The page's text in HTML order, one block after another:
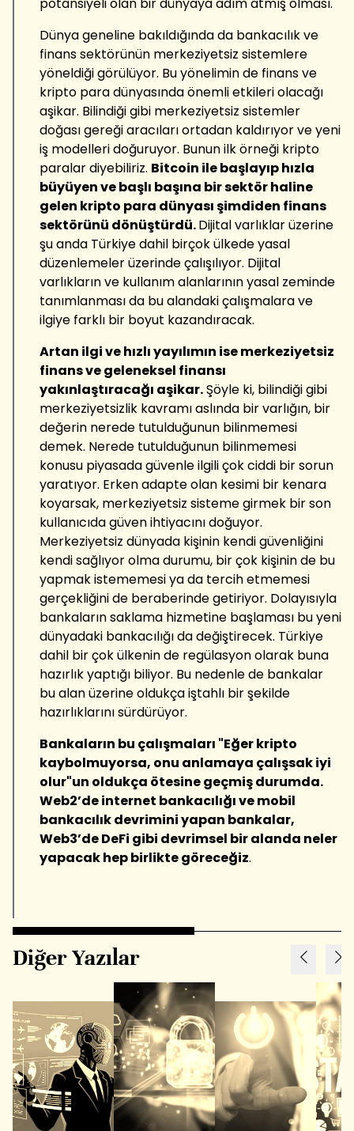
Dünya geneline bakıldığında da bankacılık ve
finans sektörünün merkeziyetsiz sistemlere
yöneldiği görülüyor. Bu yönelimin de finans ve
kripto para dünyasında önemli etkileri olacağı
aşikar. Bilindiği gibi merkeziyetsiz sistemler
doğası gereği aracıları ortadan kaldırıyor ve yeni
iş modelleri doğuruyor. Bunun ilk örneği kripto
paralar diyebiliriz. Bitcoin ile başlayıp hızla
büyüyen ve başlı başına bir sektör haline
gelen kripto para dünyası şimdiden finans
sektörünü dönüştürdü.Dijital varlıklar üzerine
şu anda Türkiye dahil birçok ülkede yasal
düzenlemeler üzerinde çalışılıyor. Dijital
varlıkların ve kullanım alanlarının yasal zeminde
tanımlanması da bu alandaki çalışmalara ve
ilgiye farklı bir boyut kazandıracak.
Artan ilgi ve hızlı yayılımın ise merkeziyetsiz
finans ve geleneksel finansı
yakınlaştıracağı aşikar.Şöyle ki, bilindiği gibi
merkeziyetsizlik kavramı aslında bir varlığın, bir
değerin nerede tutulduğunun bilinmemesi
demek. Nerede tutulduğunun bilinmemesi
konusu piyasada güvenle ilgili çok ciddi bir sorun
yaratıyor. Erken adapte olan kesimi bir kenara
koyarsak, merkeziyetsiz sisteme girmek bir son
kullanıcıda güven ihtiyacını doğuyor.
Merkeziyetsiz dünyada kişinin kendi güvenliğini
kendi sağlıyor olma durumu, bir çok kişinin de bu
yapmak istememesi ya da tercih etmemesi
gerçekliğini de beraberinde getiriyor. Dolayısıyla
bankaların saklama hizmetine başlaması bu yeni
dünyadaki bankacılığı da değiştirecek. Türkiye
dahil bir çok ülkenin de regülasyon olarak buna
hazırlık yaptığı biliyor. Bu nedenle de bankalar
bu alan üzerine oldukça iştahlı bir şekilde
hazırlıklarını sürdürüyor.
Bankaların bu çalışmaları "Eğer kripto
kaybolmuyorsa, onu anlamaya çalışsak iyi
olur"un oldukça ötesine geçmiş durumda.
Web2’de internet bankacılığı ve mobil
bankacılık devrimini yapan bankalar,
Web3’de DeFi gibi devrimsel bir alanda neler
yapacak hep birlikte göreceğiz.
Diğer Yazılar